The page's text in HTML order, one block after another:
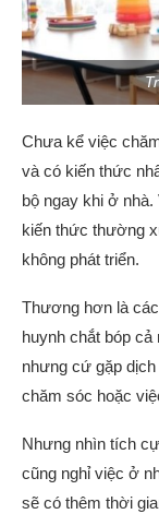
Chưa kể việc
và có kiến thức
bộ ngay khi ở
kiến thức thường
không phát triển.
Thương hơn là
huynh chắt bóp
nhưng cứ gặp
chăm sóc hoặc
Nhưng nhìn tích
cũng nghỉ việc ở
sẽ có thêm thời